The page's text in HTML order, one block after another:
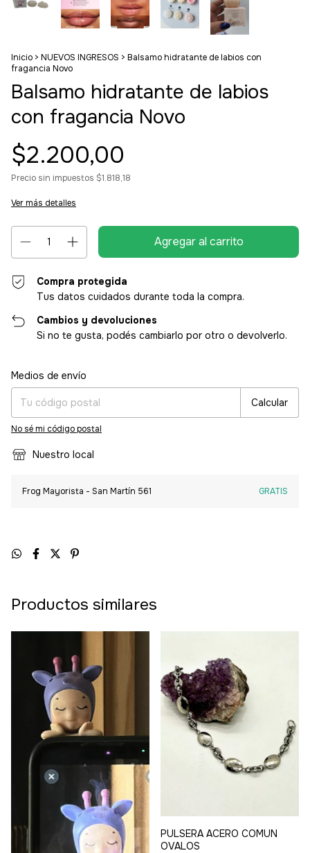
Inicio > NUEVOS INGRESOS > Balsamo hidratante de labios con
fragancia Novo
Balsamo hidratante de labios
con fragancia Novo
$2.200,00
Precio sin impuestos $1.818,18
Ver más detalles
Compra protegida
Tus datos cuidados durante toda la compra.
Cambios y devoluciones
Si no te gusta, podés cambiarlo por otro o devolverlo.
Entregas para el CP:
Medios de envío
Calcular
No sé mi código postal
Nuestro local
Frog Mayorista - San Martín 561 GRATIS
Productos similares
PULSERA ACERO COMUN
OVALOS